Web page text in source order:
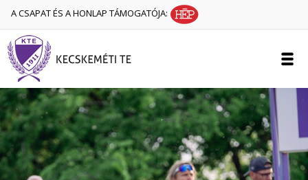
A CSAPAT ÉS A HONLAP TÁMOGATÓJA: